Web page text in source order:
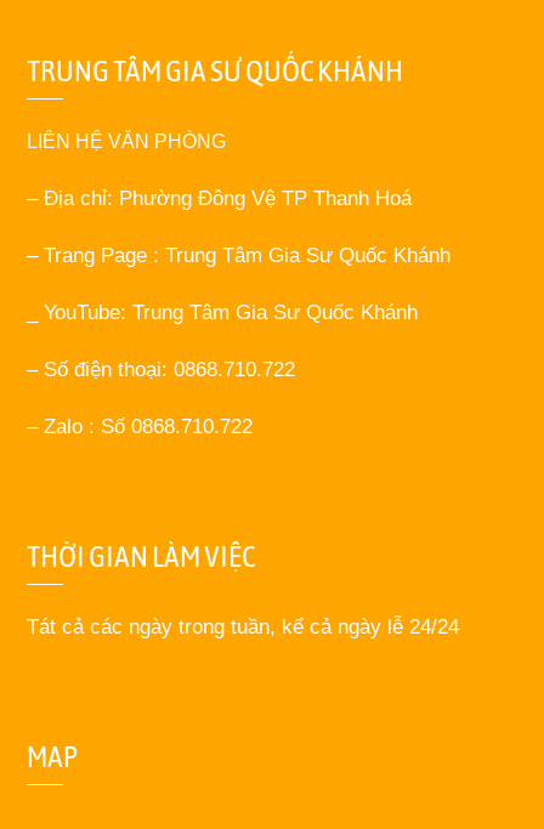
TRUNG TÂM GIA SƯ QUỐC KHÁNH
LIÊN HỆ VĂN PHÒNG
– Địa chỉ: Phường Đông Vệ TP Thanh Hoá
– Trang Page : Trung Tâm Gia Sư Quốc Khánh
_ YouTube: Trung Tâm Gia Sư Quốc Khánh
– Số điện thoại: 0868.710.722
– Zalo : Số 0868.710.722
THỜI GIAN LÀM VIỆC
Tát cả các ngày trong tuần, kể cả ngày lễ 24/24
MAP